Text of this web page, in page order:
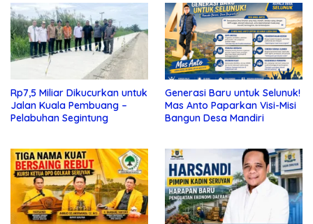
Rp7,5 Miliar Dikucurkan untuk
Jalan Kuala Pembuang –
Pelabuhan Segintung
Generasi Baru untuk Selunuk!
Mas Anto Paparkan Visi-Misi
Bangun Desa Mandiri